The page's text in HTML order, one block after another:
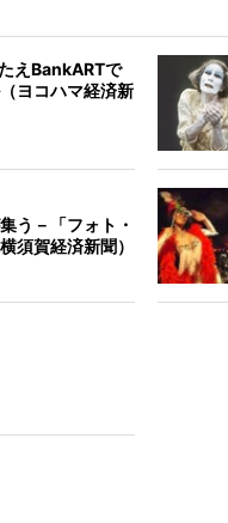
えBankARTで
ヨコハマ経済新
う－「フォト・
須賀経済新聞）